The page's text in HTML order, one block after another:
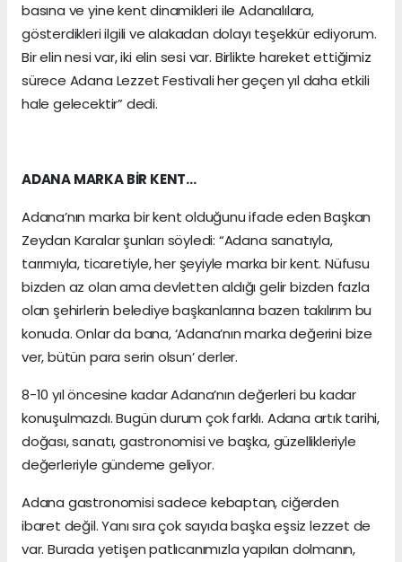
basına ve yine kent dinamikleri ile Adanalılara,
gösterdikleri ilgili ve alakadan dolayı teşekkür ediyorum.
Bir elin nesi var, iki elin sesi var. Birlikte hareket ettiğimiz
sürece Adana Lezzet Festivali her geçen yıl daha etkili
hale gelecektir” dedi.
ADANA MARKA BİR KENT…
Adana’nın marka bir kent olduğunu ifade eden Başkan
Zeydan Karalar şunları söyledi: “Adana sanatıyla,
tarımıyla, ticaretiyle, her şeyiyle marka bir kent. Nüfusu
bizden az olan ama devletten aldığı gelir bizden fazla
olan şehirlerin belediye başkanlarına bazen takılırım bu
konuda. Onlar da bana, ‘Adana’nın marka değerini bize
ver, bütün para serin olsun’ derler.
8-10 yıl öncesine kadar Adana’nın değerleri bu kadar
konuşulmazdı. Bugün durum çok farklı. Adana artık tarihi,
doğası, sanatı, gastronomisi ve başka, güzellikleriyle
değerleriyle gündeme geliyor.
Adana gastronomisi sadece kebaptan, ciğerden
ibaret değil. Yanı sıra çok sayıda başka eşsiz lezzet de
var. Burada yetişen patlıcanımızla yapılan dolmanın,